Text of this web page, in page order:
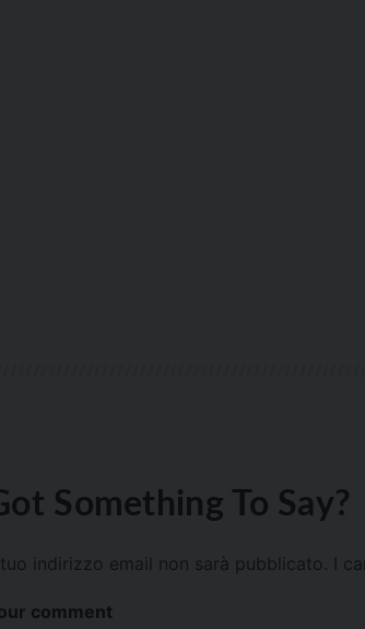
Something To Say?
tuo indirizzo email non sarà pubblicato. I
comment